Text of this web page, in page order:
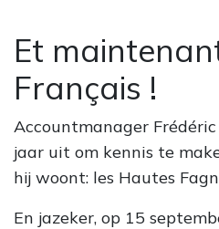
Et
Français !
Accountmanager
jaar uit om kennis te
hij woont: les Hautes
En jazeker, op 15